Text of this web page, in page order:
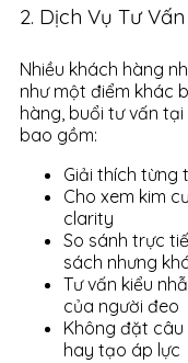
2. Dịch Vụ Tư Vấn
Nhiều khách hàng
như một điểm khác
hàng, buổi tư vấn
bao gồm:
Giải thích từng
Cho xem kim
clarity
So sánh trực
sách nhưng
Tư vấn kiểu
của người đeo
Không đặt câu
hay tạo áp lực